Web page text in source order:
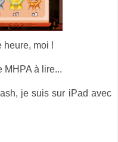
heure, moi !
MHPA à lire...
je suis sur iPad avec